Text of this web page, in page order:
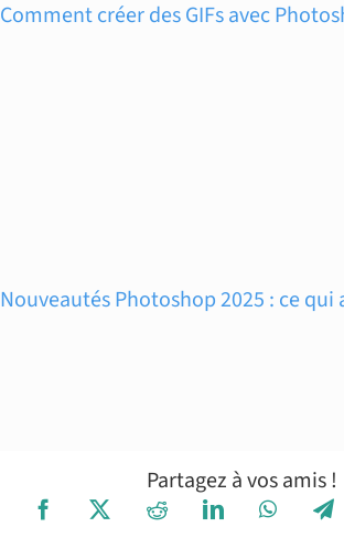
Comment créer des GIFs avec
Nouveautés Photoshop 2025 : ce qui
Partagez à vos amis !